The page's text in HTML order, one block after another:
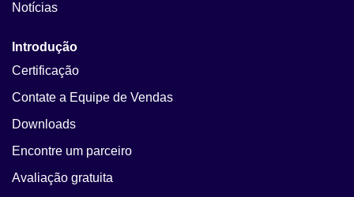
Notícias
Introdução
Certificação
Contate a Equipe de Vendas
Downloads
Encontre um parceiro
Avaliação gratuita